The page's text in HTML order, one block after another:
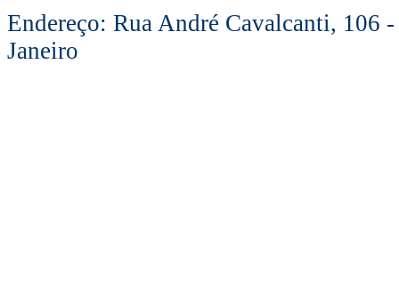
Endereço: Rua André Cavalcanti, 106
Janeiro